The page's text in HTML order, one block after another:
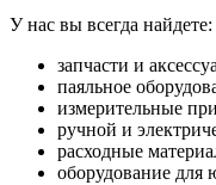
У нас вы всегда найдете:
запчасти и
паяльное
измерительные
ручной и
расходные
оборудование для